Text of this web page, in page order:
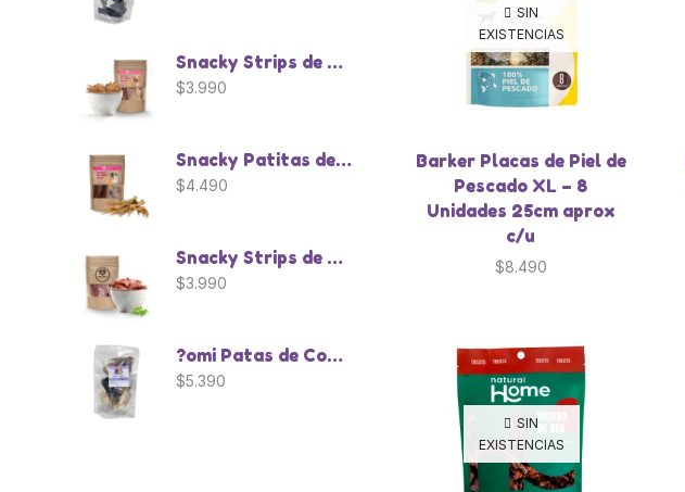
SIN
EXISTENCIAS
Barker Placas de Piel de
Pescado XL – 8
Unidades 25cm aprox
c/u
$8.490
SIN
EXISTENCIAS
Snacky Strips de Pollo Deshidratado
$3.990
Snacky Patitas de Pollo - 10 Unidades
$4.490
Snacky Strips de Pavo
$3.990
?omi Patas de Conejo - 8 Unidades
$5.390